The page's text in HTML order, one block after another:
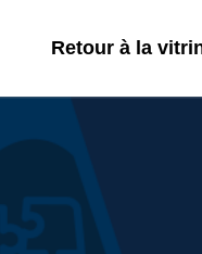
Retour à la